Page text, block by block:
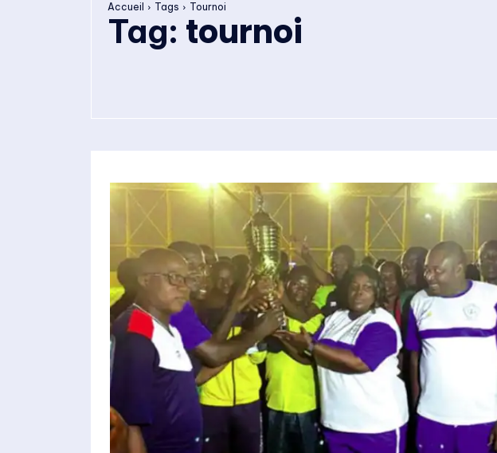
Accueil Tags Tournoi
Tag: tournoi